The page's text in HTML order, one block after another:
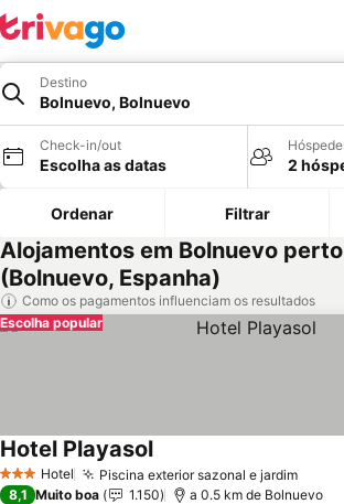
Destino
Bolnuevo, Bolnuevo
Check-in/out
Escolha as datas 2
Ordenar Filtrar
Alojamentos em Bolnuevo
(Bolnuevo, Espanha)
Como os pagamentos influenciam os resultados
Escolha popular
3 EstrelasHotel Piscina exterior sazonal e jardim
Hotel Playasol
8,1 Muito boa 1.150 a 0.5 km de Bolnuevo